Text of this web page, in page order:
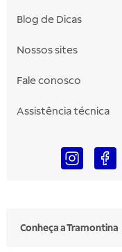
Blog de Dicas
Nossos sites
Fale conosco
Assistência técnica
Conheça a Tramontina